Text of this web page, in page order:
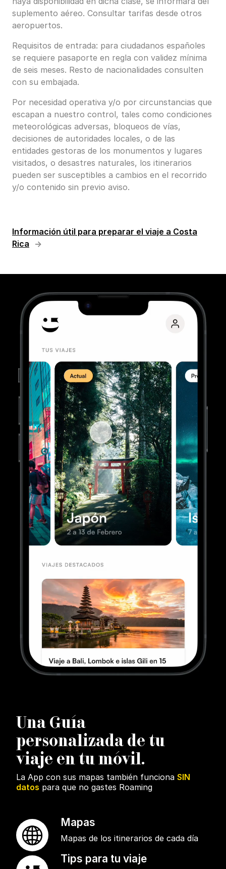
suplemento aéreo. Consultar tarifas desde otros
aeropuertos.
Requisitos de entrada: para ciudadanos españoles
se requiere pasaporte en regla con validez mínima
de seis meses. Resto de nacionalidades consulten
con su embajada.
Por necesidad operativa y/o por circunstancias que
escapan a nuestro control, tales como condiciones
meteorológicas adversas, bloqueos de vías,
decisiones de autoridades locales, o de las
entidades gestoras de los monumentos y lugares
visitados, o desastres naturales, los itinerarios
pueden ser susceptibles a cambios en el recorrido
y/o contenido sin previo aviso.
Información útil para preparar el viaje a Costa
Rica
Una Guía
personalizada de tu
viaje en tu móvil.
La App con sus mapas también funciona SIN
datos para que no gastes Roaming
Mapas
Mapas de los itinerarios de cada día
Tips para tu viaje